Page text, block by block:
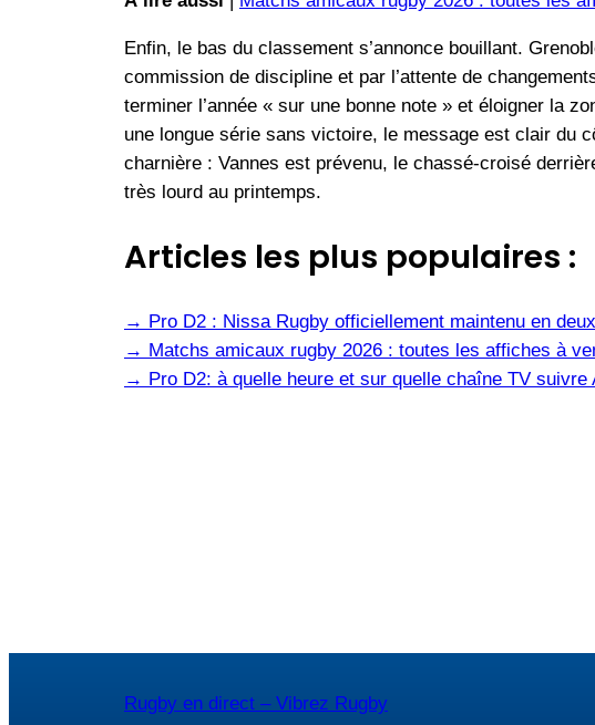
Enfin, le bas du classement s’annonce bouillant.
commission de discipline et par l’attente de
terminer l’année « sur une bonne note » et éloigner la
une longue série sans victoire, le message est clair du
charnière : Vannes est prévenu, le chassé-croisé
très lourd au printemps.
Articles les plus populaires :
→ Pro D2 : Nissa Rugby officiellement maintenu en
→ Matchs amicaux rugby 2026 : toutes les affiches à
→ Pro D2: à quelle heure et sur quelle chaîne TV suivre
Rugby en direct – Vibrez Rugby